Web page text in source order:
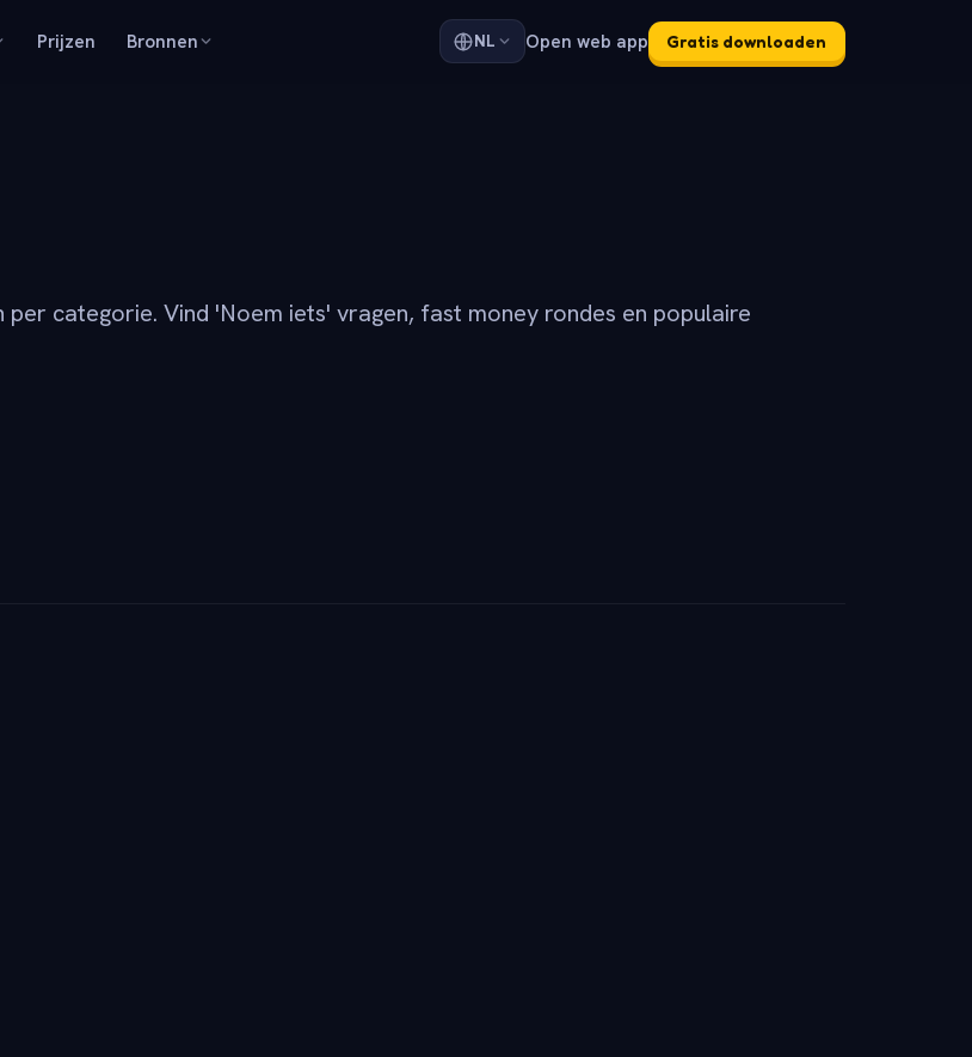
Prijzen Bronnen NL Open web app Gratis downloaden
categorie. Vind 'Noem iets' vragen, fast money rondes en populaire